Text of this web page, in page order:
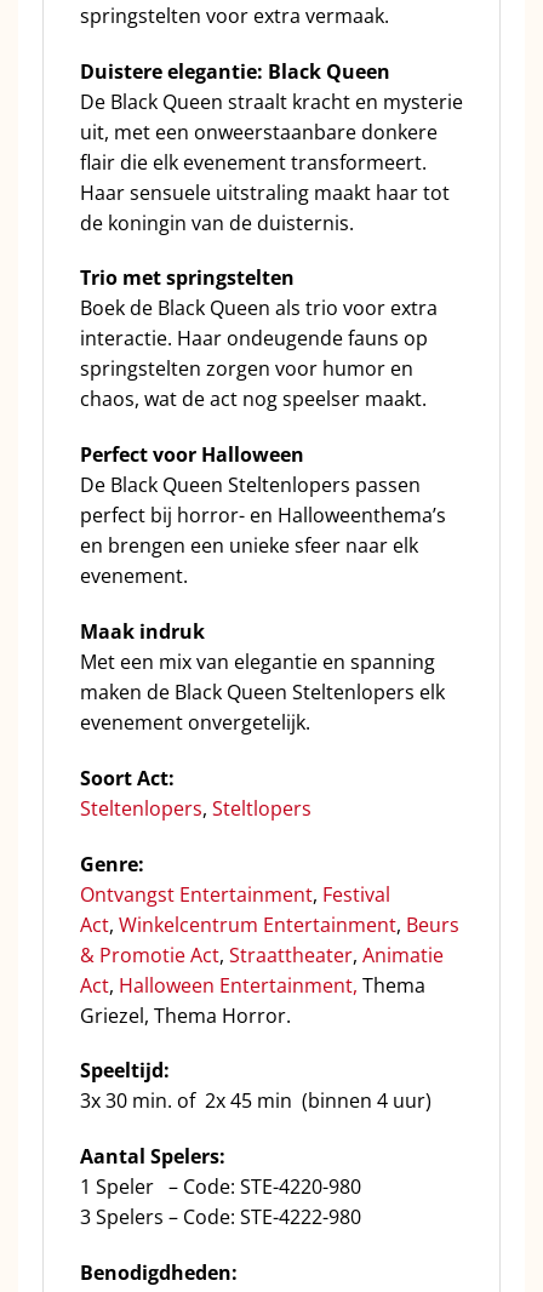
springstelten voor extra vermaak.
Duistere elegantie: Black Queen
De Black Queen straalt kracht en mysterie
uit, met een onweerstaanbare donkere
flair die elk evenement transformeert.
Haar sensuele uitstraling maakt haar tot
de koningin van de duisternis.
Trio met springstelten
Boek de Black Queen als trio voor extra
interactie. Haar ondeugende fauns op
springstelten zorgen voor humor en
chaos, wat de act nog speelser maakt.
Perfect voor Halloween
De Black Queen Steltenlopers passen
perfect bij horror- en Halloweenthema’s
en brengen een unieke sfeer naar elk
evenement.
Maak indruk
Met een mix van elegantie en spanning
maken de Black Queen Steltenlopers elk
evenement onvergetelijk.
Soort Act:
Steltenlopers, Steltlopers
Genre:
Ontvangst Entertainment, Festival
Act, Winkelcentrum Entertainment, Beurs
& Promotie Act, Straattheater, Animatie
Act, Halloween Entertainment, Thema
Griezel, Thema Horror.
Speeltijd:
3x 30 min. of 2x 45 min (binnen 4 uur)
Aantal Spelers:
1 Speler – Code: STE-4220-980
3 Spelers – Code: STE-4222-980
Benodigdheden: